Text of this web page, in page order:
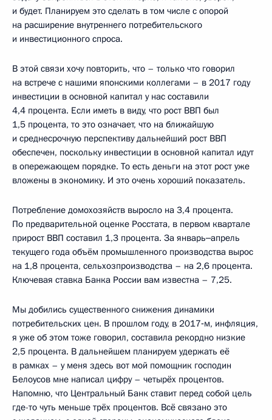
и будет. Планируем это сделать в том числе с опорой
на расширение внутреннего потребительского
и инвестиционного спроса.
В этой связи хочу повторить, что – только что говорил
на встрече с нашими японскими коллегами – в 2017 году
инвестиции в основной капитал у нас составили
4,4 процента. Если иметь в виду, что рост ВВП был
1,5 процента, то это означает, что на ближайшую
и среднесрочную перспективу дальнейший рост ВВП
обеспечен, поскольку инвестиции в основной капитал идут
в опережающем порядке. То есть деньги на этот рост уже
вложены в экономику. И это очень хороший показатель.
Потребление домохозяйств выросло на 3,4 процента.
По предварительной оценке Росстата, в первом квартале
прирост ВВП составил 1,3 процента. За январь‒апрель
текущего года объём промышленного производства вырос
на 1,8 процента, сельхозпроизводства – на 2,6 процента.
Ключевая ставка Банка России вам известна – 7,25.
Мы добились существенного снижения динамики
потребительских цен. В прошлом году, в 2017‑м, инфляция,
я уже об этом тоже говорил, составила рекордно низкие
2,5 процента. В дальнейшем планируем удержать её
в рамках – у меня здесь вот мой помощник господин
Белоусов мне написал цифру – четырёх процентов.
Напомню, что Центральный Банк ставит перед собой цель
где-то чуть меньше трёх процентов. Всё связано это